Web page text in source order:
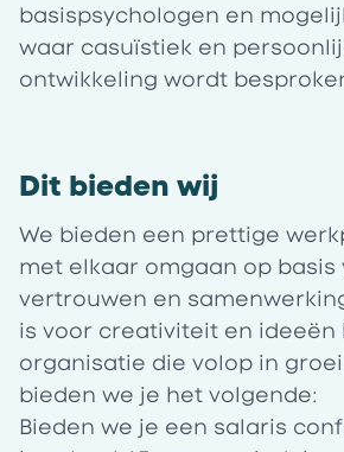
basispsychologen en
waar casuïstiek en
ontwikkeling wordt
Dit bieden wij
We bieden een prettige
met elkaar omgaan op basis
vertrouwen en
is voor creativiteit en ideeën
organisatie die volop in
bieden we je het volgende:
Bieden we je een salaris